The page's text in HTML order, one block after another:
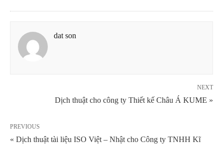
dat son
NEXT
Dịch thuật cho công ty Thiết kế Châu Á KUME »
PREVIOUS
« Dịch thuật tài liệu ISO Việt – Nhật cho Công ty TNHH Kĩ